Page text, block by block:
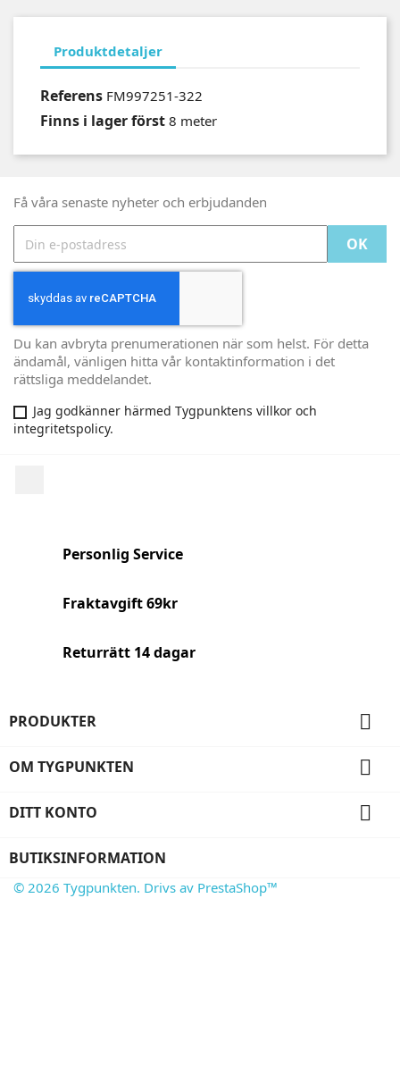
Produktdetaljer
Referens FM997251-322
Finns i lager först 8 meter
Få våra senaste nyheter och erbjudanden
Du kan avbryta prenumerationen när som helst. För detta
ändamål, vänligen hitta vår kontaktinformation i det
rättsliga meddelandet.
Jag godkänner härmed Tygpunktens villkor och
integritetspolicy.
Personlig Service
Fraktavgift 69kr
Returrätt 14 dagar
PRODUKTER 
OM TYGPUNKTEN 
DITT KONTO 
BUTIKSINFORMATION
© 2026 Tygpunkten. Drivs av PrestaShop™